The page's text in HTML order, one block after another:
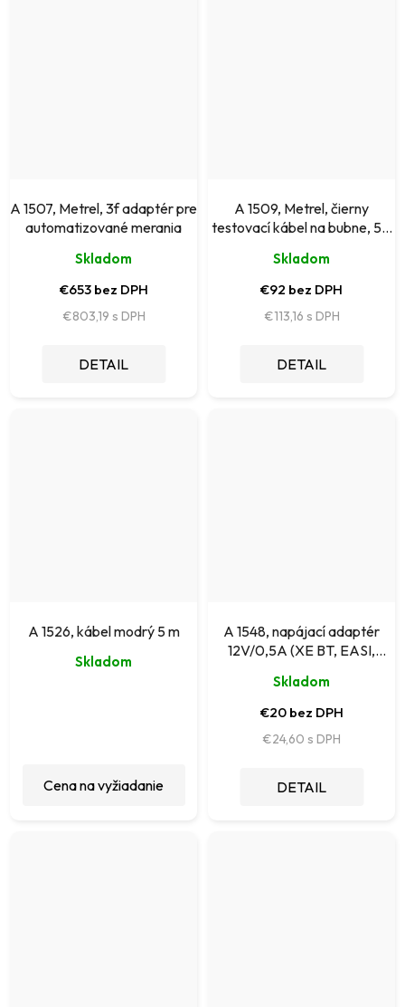
A 1507, Metrel, 3f adaptér pre
automatizované merania
Skladom
€653 bez DPH
€803,19
DETAIL
A 1509, Metrel, čierny
testovací kábel na bubne, 50
Skladom
€92 bez DPH
€113,16
DETAIL
A 1526, kábel modrý 5 m
Skladom
Cena na vyžiadanie
A 1548, napájací adaptér
12V/0,5A (XE BT, EASI,
Skladom
€20 bez DPH
€24,60
DETAIL